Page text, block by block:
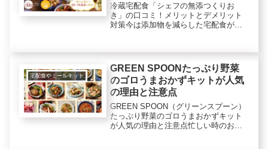
冷蔵宅配食「シェフの無添つくりお
き」の口コミ！メリットとデメリット
対策今は添加物を減らした宅配食が
ったのが徹底的に添加物不使用の冷蔵
宅配食【シェフの無添つくりおき】で
す。冷...
宅配食やミールキット
GREEN SPOONたっぷり野菜
のゴロうまおかずキットが人気
の理由と注意点
GREEN SPOON（グリーンスプーン）
たっぷり野菜のゴロうまおかずキット
が人気の理由と注意点忙しい時のおう